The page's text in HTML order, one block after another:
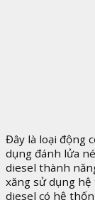
Đây là loại động
dụng đánh lửa
diesel thành
xăng sử dụng
diesel có hệ